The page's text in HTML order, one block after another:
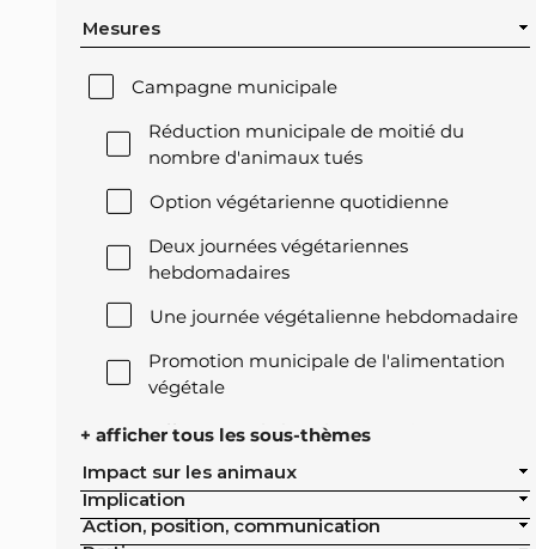
Mesures
Campagne municipale
Réduction municipale de moitié du
nombre d'animaux tués
Option végétarienne quotidienne
Deux journées végétariennes
hebdomadaires
Une journée végétalienne hebdomadaire
Promotion municipale de l'alimentation
végétale
Offre végétale lors des réceptions
Exclusion de l'élevage intensif des achats
publics de la ville
+ afficher tous les sous-thèmes
Impact sur les animaux
Implication
Action, position, communication